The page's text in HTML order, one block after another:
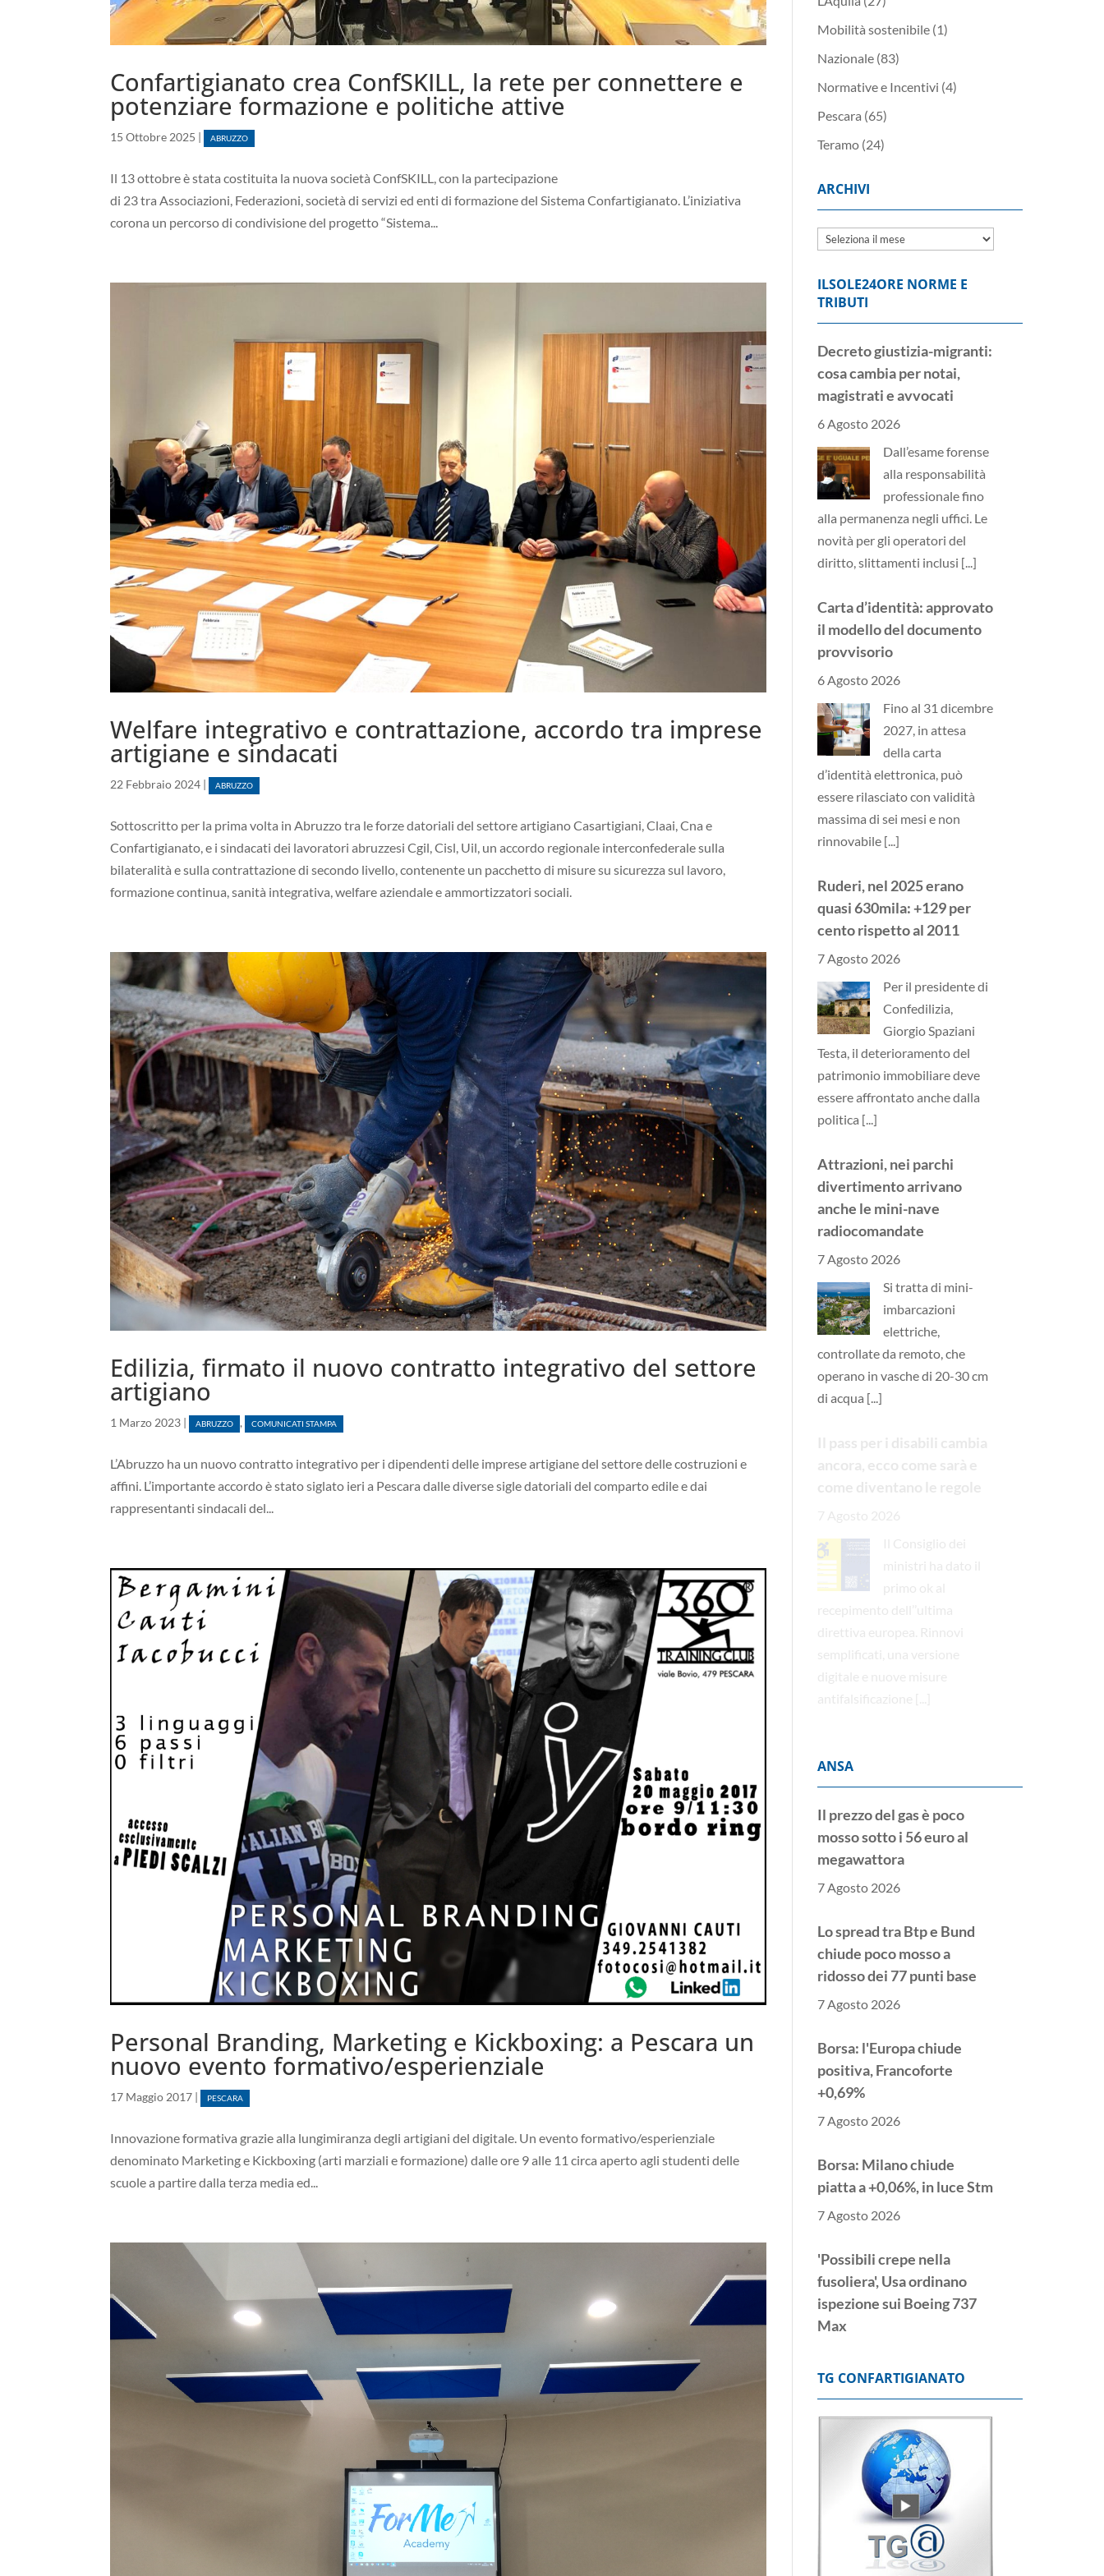
Confartigianato crea ConfSKILL, la rete per connettere e
potenziare formazione e politiche attive
15 Ottobre 2025 | ABRUZZO
Il 13 ottobre è stata costituita la nuova società ConfSKILL, con la partecipazione
di 23 tra Associazioni, Federazioni, società di servizi ed enti di formazione del Sistema Confartigianato. L’iniziativa
corona un percorso di condivisione del progetto “Sistema...
Welfare integrativo e contrattazione, accordo tra imprese
artigiane e sindacati
22 Febbraio 2024 | ABRUZZO
Sottoscritto per la prima volta in Abruzzo tra le forze datoriali del settore artigiano Casartigiani, Claai, Cna e
Confartigianato, e i sindacati dei lavoratori abruzzesi Cgil, Cisl, Uil, un accordo regionale interconfederale sulla
bilateralità e sulla contrattazione di secondo livello, contenente un pacchetto di misure su sicurezza sul lavoro,
formazione continua, sanità integrativa, welfare aziendale e ammortizzatori sociali.
Edilizia, firmato il nuovo contratto integrativo del settore
artigiano
1 Marzo 2023 | ABRUZZO , COMUNICATI STAMPA
L’Abruzzo ha un nuovo contratto integrativo per i dipendenti delle imprese artigiane del settore delle costruzioni e
affini. L’importante accordo è stato siglato ieri a Pescara dalle diverse sigle datoriali del comparto edile e dai
rappresentanti sindacali del...
Personal Branding, Marketing e Kickboxing: a Pescara un
nuovo evento formativo/esperienziale
17 Maggio 2017 | PESCARA
Innovazione formativa grazie alla lungimiranza degli artigiani del digitale. Un evento formativo/esperienziale
denominato Marketing e Kickboxing (arti marziali e formazione) dalle ore 9 alle 11 circa aperto agli studenti delle
scuole a partire dalla terza media ed...
Mobilità sostenibile(1)
Nazionale(83)
Normative e Incentivi (4)
Pescara (65)
Teramo(24)
ARCHIVI
Archivi
ILSOLE24ORE NORME E
TRIBUTI
Decreto giustizia-migranti:
cosa cambia per notai,
magistrati e avvocati
6 Agosto 2026
Dall’esame forense
alla responsabilità
professionale fino
alla permanenza negli uffici. Le
novità per gli operatori del
diritto, slittamenti inclusi [...]
Carta d’identità: approvato
il modello del documento
provvisorio
6 Agosto 2026
Fino al 31 dicembre
2027, in attesa
della carta
d’identità elettronica, può
essere rilasciato con validità
massima di sei mesi e non
rinnovabile [...]
Ruderi, nel 2025 erano
quasi 630mila: +129 per
cento rispetto al 2011
7 Agosto 2026
Per il presidente di
Confedilizia,
Giorgio Spaziani
Testa, il deterioramento del
patrimonio immobiliare deve
essere affrontato anche dalla
politica [...]
Attrazioni, nei parchi
divertimento arrivano
anche le mini-nave
radiocomandate
7 Agosto 2026
Si tratta di mini-
imbarcazioni
elettriche,
controllate da remoto, che
operano in vasche di 20-30 cm
di acqua [...]
ANSA
Il prezzo del gas è poco
mosso sotto i 56 euro al
megawattora
7 Agosto 2026
Lo spread tra Btp e Bund
chiude poco mosso a
ridosso dei 77 punti base
7 Agosto 2026
Borsa: l'Europa chiude
positiva, Francoforte
+0,69%
7 Agosto 2026
Borsa: Milano chiude
piatta a +0,06%, in luce Stm
7 Agosto 2026
'Possibili crepe nella
fusoliera', Usa ordinano
ispezione sui Boeing 737
Max
Nuovo sciopero alla
Diageo, il 27 presidio in
Assolombarda
7 Agosto 2026
Foti, via libera
Commissione Ue a
revisione Pnrr presentata
TG CONFARTIGIANATO